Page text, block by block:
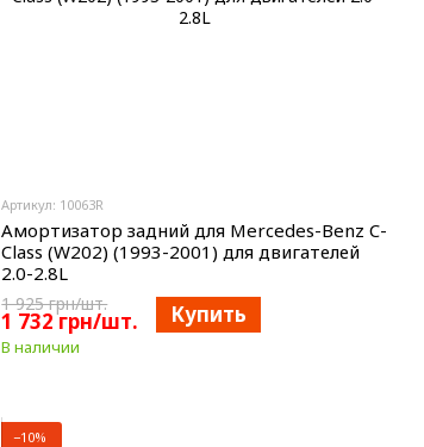
Артикул: 10063R
Амортизатор задний для Mercedes-Benz C-
Class (W202) (1993-2001) для двигателей
2.0-2.8L
1 925 грн/шт.
1 732 грн/шт. Купить
В наличии
−10%